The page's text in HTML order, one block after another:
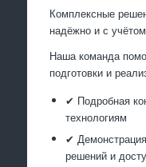
Комплексные
надёжно и с
Наша команда
подготовки и
✔ Подробная
технологиям
✔
решений и